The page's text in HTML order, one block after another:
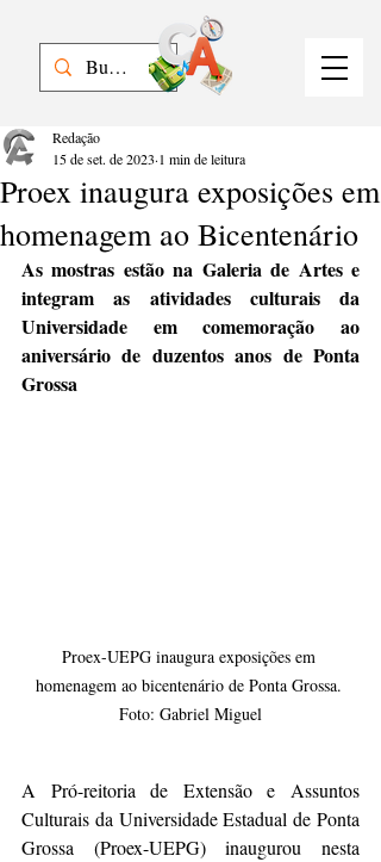
Proex inaugura exposições em
homenagem ao Bicentenário
Redação
15 de set. de 2023 1 min de leitura
As mostras estão na Galeria de Artes e
integram as atividades culturais da
Universidade em comemoração ao
aniversário de duzentos anos de Ponta
Grossa
Proex-UEPG inaugura exposições em
homenagem ao bicentenário de Ponta Grossa.
Foto: Gabriel Miguel
A Pró-reitoria de Extensão e Assuntos
Culturais da Universidade Estadual de Ponta
Grossa (Proex-UEPG) inaugurou nesta